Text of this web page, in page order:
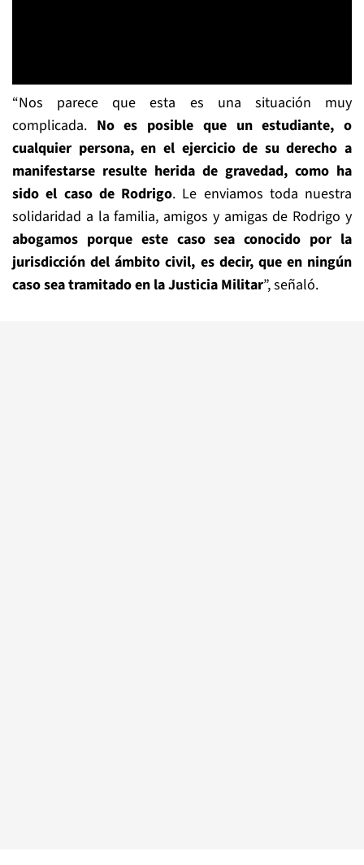
“Nos parece que esta es una situación muy
complicada. No es posible que un estudiante, o
cualquier persona, en el ejercicio de su derecho a
manifestarse resulte herida de gravedad, como ha
sido el caso de Rodrigo. Le enviamos toda nuestra
solidaridad a la familia, amigos y amigas de Rodrigo y
abogamos porque este caso sea conocido por la
jurisdicción del ámbito civil, es decir, que en ningún
caso sea tramitado en la Justicia Militar”, señaló.